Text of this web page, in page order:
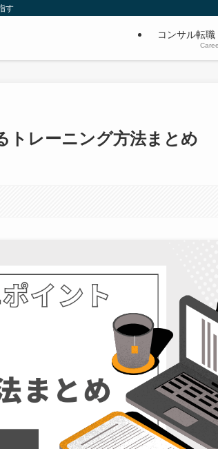
す
コンサル転
トレーニング方法まとめ